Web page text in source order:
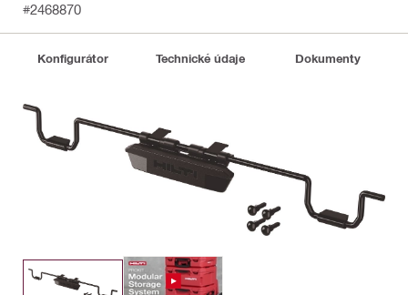
#2468870
Konfigurátor Technické údaje Dokumenty